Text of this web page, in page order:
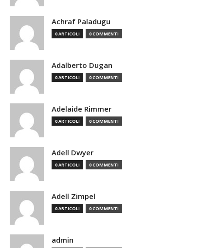
Achraf Paladugu
0 ARTICOLI 0 COMMENTI
Adalberto Dugan
0 ARTICOLI 0 COMMENTI
Adelaide Rimmer
0 ARTICOLI 0 COMMENTI
Adell Dwyer
0 ARTICOLI 0 COMMENTI
Adell Zimpel
0 ARTICOLI 0 COMMENTI
admin